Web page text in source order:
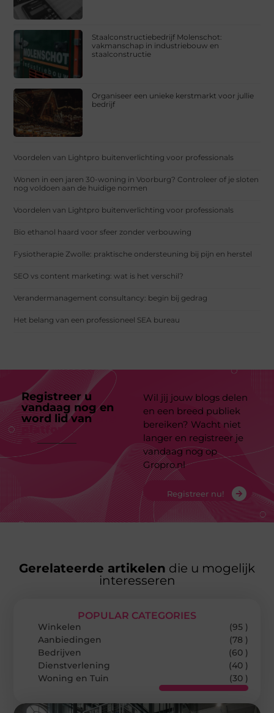
Staalconstructiebedrijf Molenschot:
vakmanschap in industriebouw en
staalconstructie
Organiseer een unieke kerstmarkt voor jullie
bedrijf
Voordelen van Lightpro buitenverlichting voor professionals
Wonen in een jaren 30-woning in Voorburg? Controleer of je sloten
nog voldoen aan de huidige normen
Voordelen van Lightpro buitenverlichting voor professionals
Bio ethanol haard voor sfeer zonder verbouwing
Fysiotherapie Zwolle: praktische ondersteuning bij pijn en herstel
SEO vs content marketing: wat is het verschil?
Verandermanagement consultancy: begin bij gedrag
Het belang van een professioneel SEA bureau
Registreer u
vandaag nog en
word lid van
platform
Wil jij jouw blogs delen
en een breed publiek
bereiken? Wacht niet
langer en registreer je
vandaag nog op
Gropro.nl
Registreer nu!
Gerelateerde artikelen die u mogelijk
interesseren
POPULAR CATEGORIES
Winkelen
(95 )
Aanbiedingen
(78 )
Bedrijven
(60 )
Dienstverlening
(40 )
Woning en Tuin
(30 )